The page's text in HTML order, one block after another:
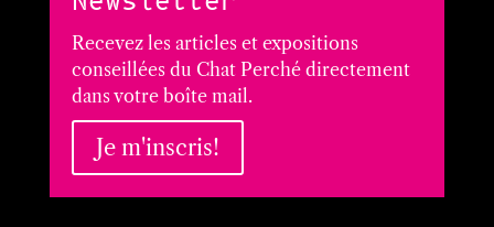
Recevez les articles et expositions
conseillées du Chat Perché directement
dans votre boîte mail.
Je m'inscris!